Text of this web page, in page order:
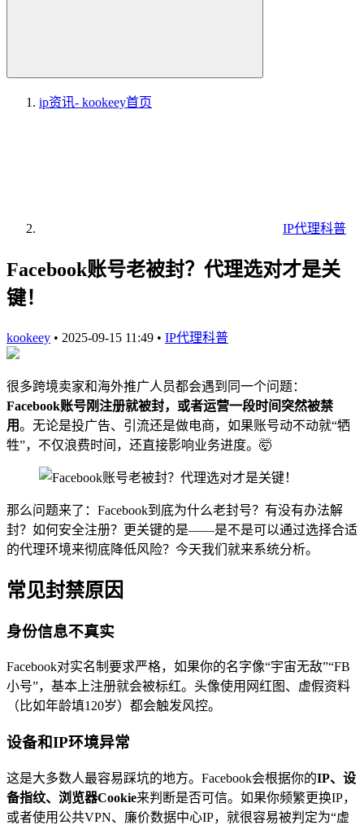
ip资讯- kookeey首页
IP代理科普
Facebook账号老被封？代理选对才是关
键！
kookeey • 2025-09-15 11:49 • IP代理科普
很多跨境卖家和海外推广人员都会遇到同一个问题：
Facebook账号刚注册就被封，或者运营一段时间突然被禁
用。无论是投广告、引流还是做电商，如果账号动不动就“牺
牲”，不仅浪费时间，还直接影响业务进度。🤯
那么问题来了：Facebook到底为什么老封号？有没有办法解
封？如何安全注册？更关键的是——是不是可以通过选择合适
的代理环境来彻底降低风险？今天我们就来系统分析。
常见封禁原因
身份信息不真实
Facebook对实名制要求严格，如果你的名字像“宇宙无敌”“FB
小号”，基本上注册就会被标红。头像使用网红图、虚假资料
（比如年龄填120岁）都会触发风控。
设备和IP环境异常
这是大多数人最容易踩坑的地方。Facebook会根据你的IP、设
备指纹、浏览器Cookie来判断是否可信。如果你频繁更换IP，
或者使用公共VPN、廉价数据中心IP，就很容易被判定为“虚